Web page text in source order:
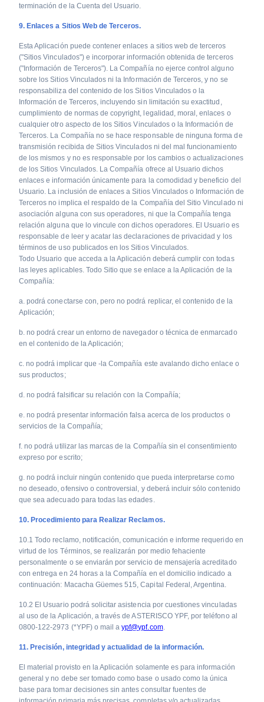
terminación de la Cuenta del Usuario.
9. Enlaces a Sitios Web de Terceros.
Esta Aplicación puede contener enlaces a sitios web de terceros
("Sitios Vinculados") e incorporar información obtenida de terceros
("Información de Terceros"). La Compañía no ejerce control alguno
sobre los Sitios Vinculados ni la Información de Terceros, y no se
responsabiliza del contenido de los Sitios Vinculados o la
Información de Terceros, incluyendo sin limitación su exactitud,
cumplimiento de normas de copyright, legalidad, moral, enlaces o
cualquier otro aspecto de los Sitios Vinculados o la Información de
Terceros. La Compañía no se hace responsable de ninguna forma de
transmisión recibida de Sitios Vinculados ni del mal funcionamiento
de los mismos y no es responsable por los cambios o actualizaciones
de los Sitios Vinculados. La Compañía ofrece al Usuario dichos
enlaces e información únicamente para la comodidad y beneficio del
Usuario. La inclusión de enlaces a Sitios Vinculados o Información de
Terceros no implica el respaldo de la Compañía del Sitio Vinculado ni
asociación alguna con sus operadores, ni que la Compañía tenga
relación alguna que lo vincule con dichos operadores. El Usuario es
responsable de leer y acatar las declaraciones de privacidad y los
términos de uso publicados en los Sitios Vinculados.
Todo Usuario que acceda a la Aplicación deberá cumplir con todas
las leyes aplicables. Todo Sitio que se enlace a la Aplicación de la
Compañía:
a. podrá conectarse con, pero no podrá replicar, el contenido de la
Aplicación;
b. no podrá crear un entorno de navegador o técnica de enmarcado
en el contenido de la Aplicación;
c. no podrá implicar que -la Compañía este avalando dicho enlace o
sus productos;
d. no podrá falsificar su relación con la Compañía;
e. no podrá presentar información falsa acerca de los productos o
servicios de la Compañía;
f. no podrá utilizar las marcas de la Compañía sin el consentimiento
expreso por escrito;
g. no podrá incluir ningún contenido que pueda interpretarse como
no deseado, ofensivo o controversial, y deberá incluir sólo contenido
que sea adecuado para todas las edades.
10. Procedimiento para Realizar Reclamos.
10.1 Todo reclamo, notificación, comunicación e informe requerido en
virtud de los Términos, se realizarán por medio fehaciente
personalmente o se enviarán por servicio de mensajería acreditado
con entrega en 24 horas a la Compañía en el domicilio indicado a
continuación: Macacha Güemes 515, Capital Federal, Argentina.
10.2 El Usuario podrá solicitar asistencia por cuestiones vinculadas
al uso de la Aplicación, a través de ASTERISCO YPF, por teléfono al
0800-122-2973 (*YPF) o mail aypf@ypf.com.
11. Precisión, integridad y actualidad de la información.
El material provisto en la Aplicación solamente es para información
general y no debe ser tomado como base o usado como la única
base para tomar decisiones sin antes consultar fuentes de